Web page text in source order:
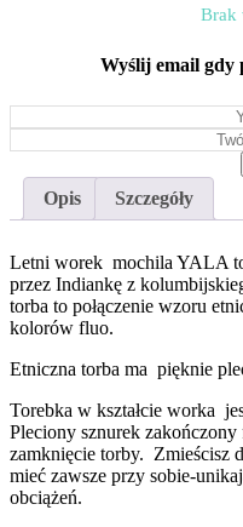
Brak
Wyślij email gdy
Opis Szczegóły
Letni worek mochila YALA
przez Indiankę z
torba to połączenie wzoru
kolorów fluo.
Etniczna torba ma pięknie
Torebka w kształcie worka
Pleciony sznurek zakończony
zamknięcie torby. Zmieścisz
mieć zawsze przy sobie-
obciążeń.